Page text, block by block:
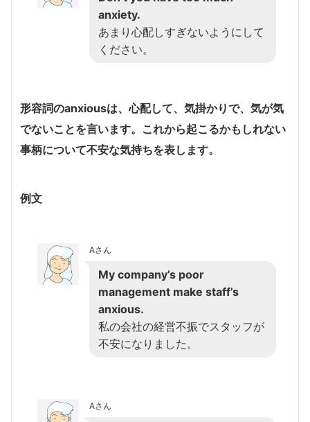
anxiety.
あまり心配しすぎないようにして
ください。
形容詞のanxiousは、心配して、気掛かりで、気が気
でないことを言います。これから起こるかもしれない
事柄について不安な気持ちを表します。
例文
Aさん
My company’s poor
management make staff’s
anxious.
私の会社の経営不振でスタッフが
不安になりました。
Aさん